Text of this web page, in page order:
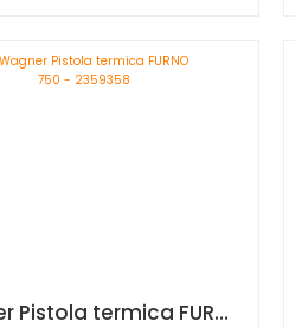
Wagner Pistola termica FURNO 750 - 2359358